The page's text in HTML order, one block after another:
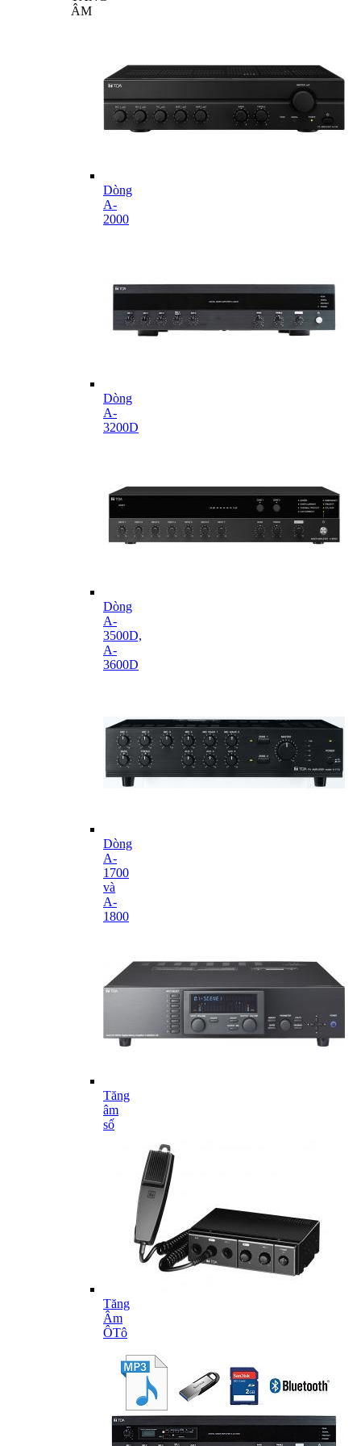
ÂM
Dòng
A-
2000
Dòng
A-
3200D
Dòng
A-
3500D,
A-
3600D
Dòng
A-
1700
và
A-
1800
Tăng
âm
số
Tăng
Âm
ÔTô